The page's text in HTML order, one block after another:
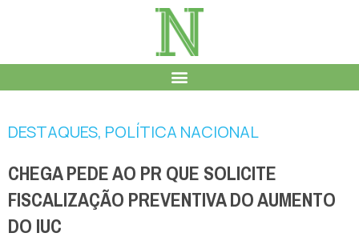
DESTAQUES, POLÍTICA NACIONAL
CHEGA PEDE AO PR QUE SOLICITE
FISCALIZAÇÃO PREVENTIVA DO AUMENTO
DO IUC